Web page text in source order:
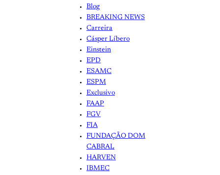
Blog
BREAKING NEWS
Carreira
Cásper Líbero
Einstein
EPD
ESAMC
ESPM
Exclusivo
FAAP
FGV
FIA
FUNDAÇÃO DOM
CABRAL
HARVEN
IBMEC